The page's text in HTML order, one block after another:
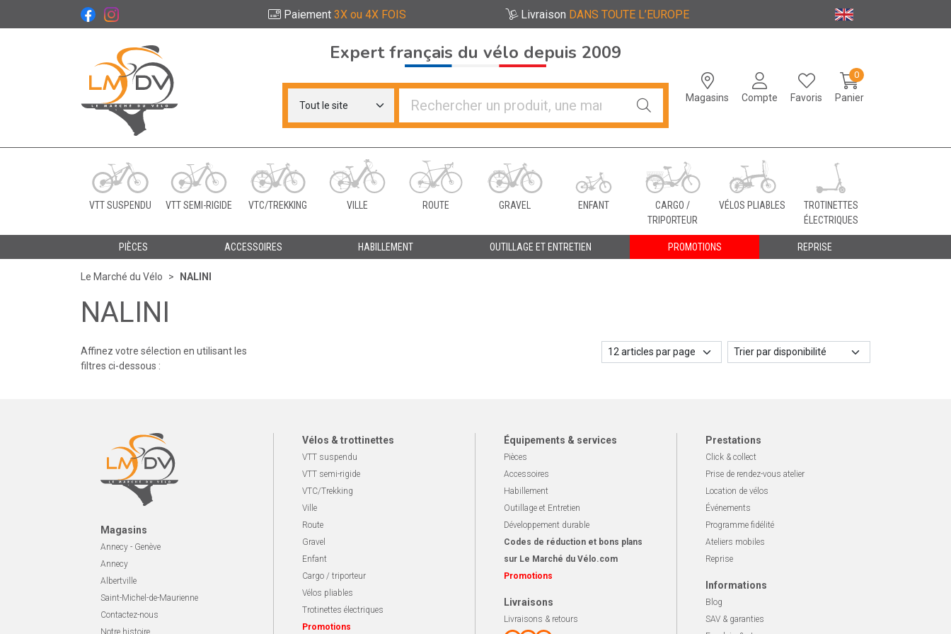
Paiement 3X ou 4X FOIS Livraison DANS TOUTE L’EUROPE
Le Marché du Vélo Votre distributeurs de vélo
Magasins Compte Favoris Panier
0
Expert français du vélo depuis 2009
VTT SUSPENDU VTT SEMI-RIGIDE VTC/TREKKING VILLE ROUTE GRAVEL ENFANT
CARGO /
TRIPORTEUR
VÉLOS PLIABLES
TROTINETTES
ÉLECTRIQUES
PIÈCES ACCESSOIRES HABILLEMENT OUTILLAGE ET ENTRETIEN PROMOTIONS REPRISE
Le Marché du Vélo NALINI
NALINI
Affinez votre sélection en utilisant les
filtres ci-dessous :
Magasins
Annecy - Genève
Annecy
Albertville
Saint-Michel-de-Maurienne
Contactez-nous
Notre histoire
Vélos & trottinettes
VTT suspendu
VTT semi-rigide
VTC/Trekking
Ville
Route
Gravel
Enfant
Cargo / triporteur
Vélos pliables
Trotinettes électriques
Promotions
Équipements & services
Pièces
Accessoires
Habillement
Outillage et Entretien
Développement durable
Codes de réduction et bons plans
sur Le Marché du Vélo.com
Promotions
Livraisons
Livraisons & retours
Prestations
Click & collect
Prise de rendez-vous atelier
Location de vélos
Événements
Programme fidélité
Ateliers mobiles
Reprise
Informations
Blog
SAV & garanties